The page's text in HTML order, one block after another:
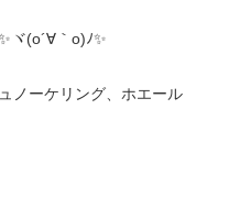
ヾ(o´∀｀o)ﾉ✨
ノーケリング、ホエール